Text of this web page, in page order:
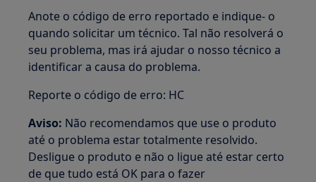
Anote o código de erro reportado e indique- o
quando solicitar um técnico. Tal não resolverá o
seu problema, mas irá ajudar o nosso técnico a
identificar a causa do problema.
Reporte o código de erro: HC
Aviso: Não recomendamos que use o produto
até o problema estar totalmente resolvido.
Desligue o produto e não o ligue até estar certo
de que tudo está OK para o fazer